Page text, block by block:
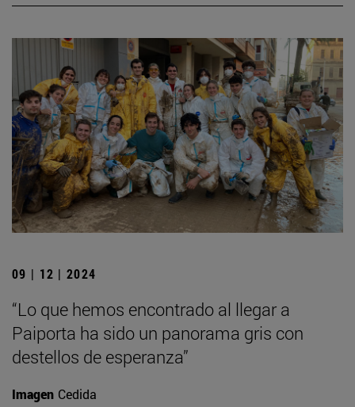
09 | 12 | 2024
“Lo que hemos encontrado al llegar a
Paiporta ha sido un panorama gris con
destellos de esperanza”
Imagen Cedida